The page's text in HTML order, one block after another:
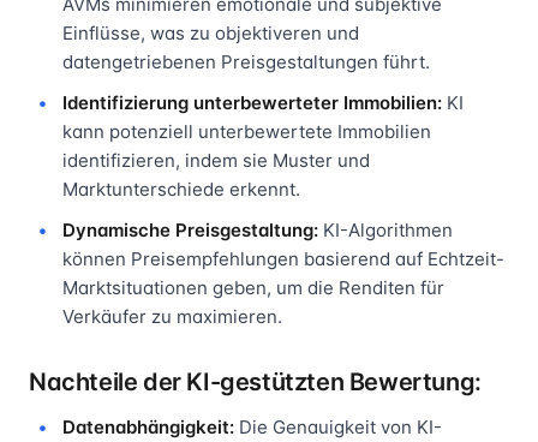
Einflüsse, was zu objektiveren und
datengetriebenen Preisgestaltungen führt.
Identifizierung unterbewerteter Immobilien: KI
kann potenziell unterbewertete Immobilien
identifizieren, indem sie Muster und
Marktunterschiede erkennt.
Dynamische Preisgestaltung: KI-Algorithmen
können Preisempfehlungen basierend auf Echtzeit-
Marktsituationen geben, um die Renditen für
Verkäufer zu maximieren.
Nachteile der KI-gestützten Bewertung:
Datenabhängigkeit: Die Genauigkeit von KI-